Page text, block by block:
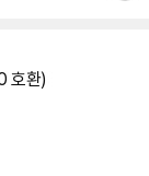
호환)